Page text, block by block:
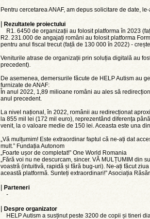
Pentru cercetarea ANAF, am depus solicitare de date,
| Rezultatele proiectului
R1. 6450 de organizații au folosit platforma în 2023
R2. 231.000 de angajați români au folosit platforma
pentru anul fiscal trecut (față de 130 000 în 2022) -
Veniturile atrase de organizații prin soluția digitală au
precedent).
De asemenea, demersurile făcute de HELP Autism au
furnizate de ANAF:
În anul 2022, 1,89 milioane români au ales să
anul precedent.
La nivel național, în 2022, românii au redirecționat
la 855 mil lei (172 mil euro), reprezentând diferența
venit, la o valoare medie de 150 lei. Aceasta este una
„Vă mulțumim! Este extraordinar faptul că ne-ați dat
mult.” Fundația Autonom
„Foarte ușor de completat!” One World Romania
„Fără voi nu ne descurcam, sincer. VĂ MULȚUMIM din
voastră (intuitivă, rapidă și fără bug-uri). Ne-ați făcut
această platformă. Sunteți extraordinari!” Asociația
| Parteneri
-
| Despre organizator
HELP Autism a susținut peste 3200 de copii și tineri